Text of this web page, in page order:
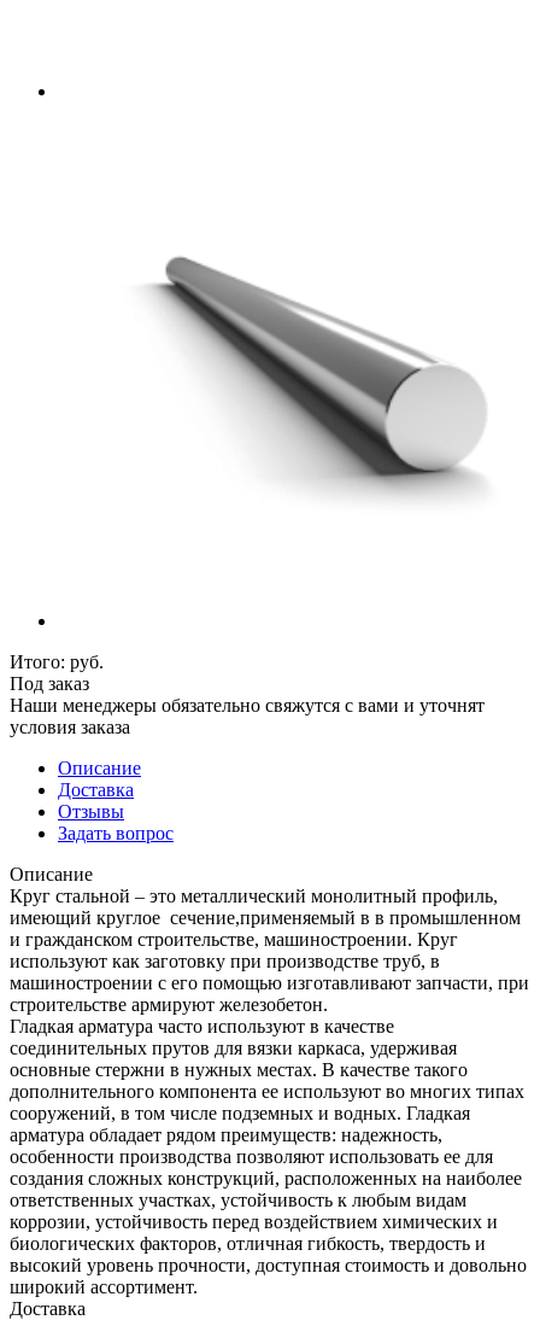
Итого: руб.
Под заказ
Наши менеджеры обязательно свяжутся с вами и уточнят
условия заказа
Описание
Доставка
Отзывы
Задать вопрос
Описание
Круг стальной – это металлический монолитный профиль,
имеющий круглое сечение,применяемый в в промышленном
и гражданском строительстве, машиностроении. Круг
используют как заготовку при производстве труб, в
машиностроении с его помощью изготавливают запчасти, при
строительстве армируют железобетон.
Гладкая арматура часто используют в качестве
соединительных прутов для вязки каркаса, удерживая
основные стержни в нужных местах. В качестве такого
дополнительного компонента ее используют во многих типах
сооружений, в том числе подземных и водных. Гладкая
арматура обладает рядом преимуществ: надежность,
особенности производства позволяют использовать ее для
создания сложных конструкций, расположенных на наиболее
ответственных участках, устойчивость к любым видам
коррозии, устойчивость перед воздействием химических и
биологических факторов, отличная гибкость, твердость и
высокий уровень прочности, доступная стоимость и довольно
широкий ассортимент.
Доставка